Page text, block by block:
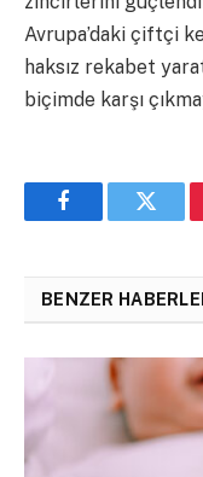
Avrupa’daki çiftçi
haksız rekabet
biçimde karşı
Facebook
BENZER